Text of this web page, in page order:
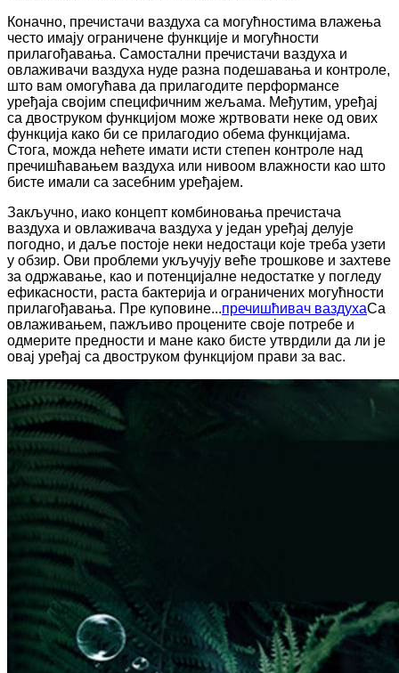
Коначно, пречистачи ваздуха са могућностима влажења
често имају ограничене функције и могућности
прилагођавања. Самостални пречистачи ваздуха и
овлаживачи ваздуха нуде разна подешавања и контроле,
што вам омогућава да прилагодите перформансе
уређаја својим специфичним жељама. Међутим, уређај
са двоструком функцијом може жртвовати неке од ових
функција како би се прилагодио обема функцијама.
Стога, можда нећете имати исти степен контроле над
пречишћавањем ваздуха или нивоом влажности као што
бисте имали са засебним уређајем.
Закључно, иако концепт комбиновања пречистача
ваздуха и овлаживача ваздуха у један уређај делује
погодно, и даље постоје неки недостаци које треба узети
у обзир. Ови проблеми укључују веће трошкове и захтеве
за одржавање, као и потенцијалне недостатке у погледу
ефикасности, раста бактерија и ограничених могућности
прилагођавања. Пре куповине...пречишћивач ваздухаСа
овлаживањем, пажљиво процените своје потребе и
одмерите предности и мане како бисте утврдили да ли је
овај уређај са двоструком функцијом прави за вас.